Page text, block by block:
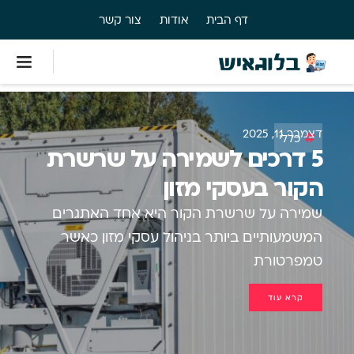
דף הבית אודות צור קשר
כללי
דצמבר 11, 2025
5 דרכים לשמירה על שרשרת
הקור בעסקי מזון
שמירה על שרשרת הקור היא אחד האתגרים
המשמעותיים ביותר בניהול עסקי מזון. כאשר
טמפרטורת
קרא עוד